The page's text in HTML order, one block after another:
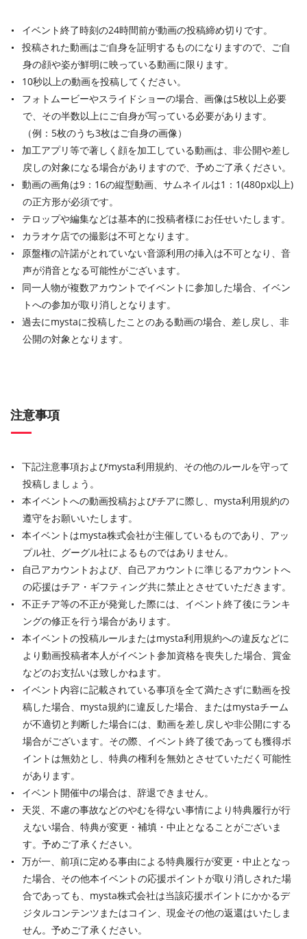
イベント終了時刻の24時間前が動画の投稿締め切りです。
投稿された動画はご自身を証明するものになりますので、ご自
身の顔や姿が鮮明に映っている動画に限ります。
10秒以上の動画を投稿してください。
フォトムービーやスライドショーの場合、画像は5枚以上必要
で、その半数以上にご自身が写っている必要があります。
（例：5枚のうち3枚はご自身の画像）
加工アプリ等で著しく顔を加工している動画は、非公開や差し
戻しの対象になる場合がありますので、予めご了承ください。
動画の画角は9：16の縦型動画、サムネイルは1：1(480px以上)
の正方形が必須です。
テロップや編集などは基本的に投稿者様にお任せいたします。
カラオケ店での撮影は不可となります。
原盤権の許諾がとれていない音源利用の挿入は不可となり、音
声が消音となる可能性がございます。
同一人物が複数アカウントでイベントに参加した場合、イベン
トへの参加が取り消しとなります。
過去にmystaに投稿したことのある動画の場合、差し戻し、非
公開の対象となります。
注意事項
下記注意事項およびmysta利用規約、その他のルールを守って
投稿しましょう。
本イベントへの動画投稿およびチアに際し、mysta利用規約の
遵守をお願いいたします。
本イベントはmysta株式会社が主催しているものであり、アッ
プル社、グーグル社によるものではありません。
自己アカウントおよび、自己アカウントに準じるアカウントへ
の応援はチア・ギフティング共に禁止とさせていただきます。
不正チア等の不正が発覚した際には、イベント終了後にランキ
ングの修正を行う場合があります。
本イベントの投稿ルールまたはmysta利用規約への違反などに
より動画投稿者本人がイベント参加資格を喪失した場合、賞金
などのお支払いは致しかねます。
イベント内容に記載されている事項を全て満たさずに動画を投
稿した場合、mysta規約に違反した場合、またはmystaチーム
が不適切と判断した場合には、動画を差し戻しや非公開にする
場合がございます。その際、イベント終了後であっても獲得ポ
イントは無効とし、特典の権利を無効とさせていただく可能性
があります。
イベント開催中の場合は、辞退できません。
天災、不慮の事故などのやむを得ない事情により特典履行が行
えない場合、特典が変更・補填・中止となることがございま
す。予めご了承ください。
万が一、前項に定める事由による特典履行が変更・中止となっ
た場合、その他本イベントの応援ポイントが取り消しされた場
合であっても、mysta株式会社は当該応援ポイントにかかるデ
ジタルコンテンツまたはコイン、現金その他の返還はいたしま
せん。予めご了承ください。